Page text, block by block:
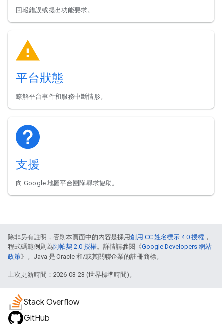
回報錯誤或提出功能要求。
平台狀態
瞭解平台事件和服務中斷情形。
支援
向 Google 地圖平台團隊尋求協助。
除非另有註明，否則本頁面中的內容是採用創用 CC 姓名標示 4.0 授權 ，
程式碼範例則為阿帕契 2.0 授權。詳情請參閱《Google Developers 網站
政策》。Java 是 Oracle 和/或其關聯企業的註冊商標。
上次更新時間：2026-03-23 (世界標準時間)。
Stack Overflow
GitHub